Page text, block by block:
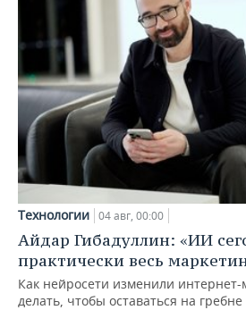
Технологии 04 авг, 00:00
Айдар Гибадуллин: «ИИ
практически весь
Как нейросети изменили интернет-
делать, чтобы оставаться на